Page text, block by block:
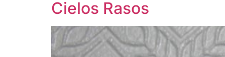
Cielos Rasos